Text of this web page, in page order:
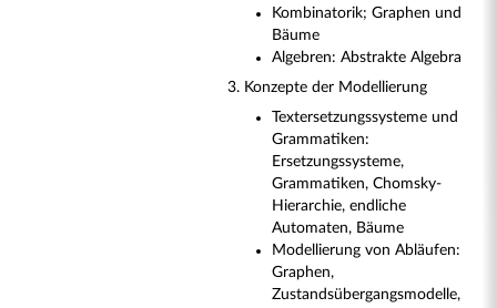
Kombinatorik; Graphen und
Bäume
Algebren: Abstrakte Algebra
3. Konzepte der Modellierung
Textersetzungssysteme und
Grammatiken:
Ersetzungssysteme,
Grammatiken, Chomsky-
Hierarchie, endliche
Automaten, Bäume
Modellierung von Abläufen:
Graphen,
Zustandsübergangsmodelle,